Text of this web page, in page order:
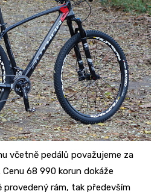
včetně pedálů považujeme za
68 990 korun dokáže
provedený rám, tak především